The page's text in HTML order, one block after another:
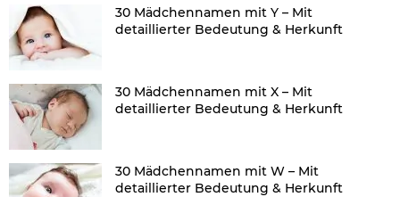
30 Mädchennamen mit Y – Mit
detaillierter Bedeutung & Herkunft
30 Mädchennamen mit X – Mit
detaillierter Bedeutung & Herkunft
30 Mädchennamen mit W – Mit
detaillierter Bedeutung & Herkunft